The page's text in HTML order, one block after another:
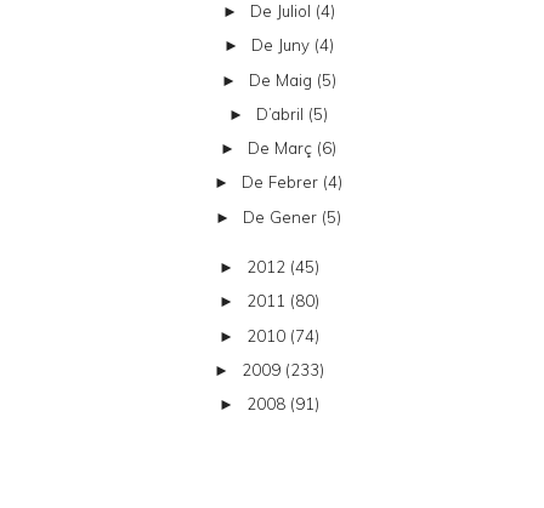
► De Juliol (4)
► De Juny (4)
► De Maig (5)
► D’abril (5)
► De Març (6)
► De Febrer (4)
► De Gener (5)
► 2012 (45)
► 2011 (80)
► 2010 (74)
► 2009 (233)
► 2008 (91)